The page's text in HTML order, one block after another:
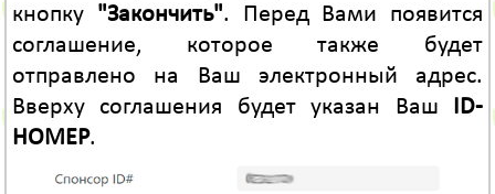
кнопку "Закончить". Перед Вами появится
соглашение, которое также будет
отправлено на Ваш электронный адрес.
Вверху соглашения будет указан Ваш ID-
НОМЕР.